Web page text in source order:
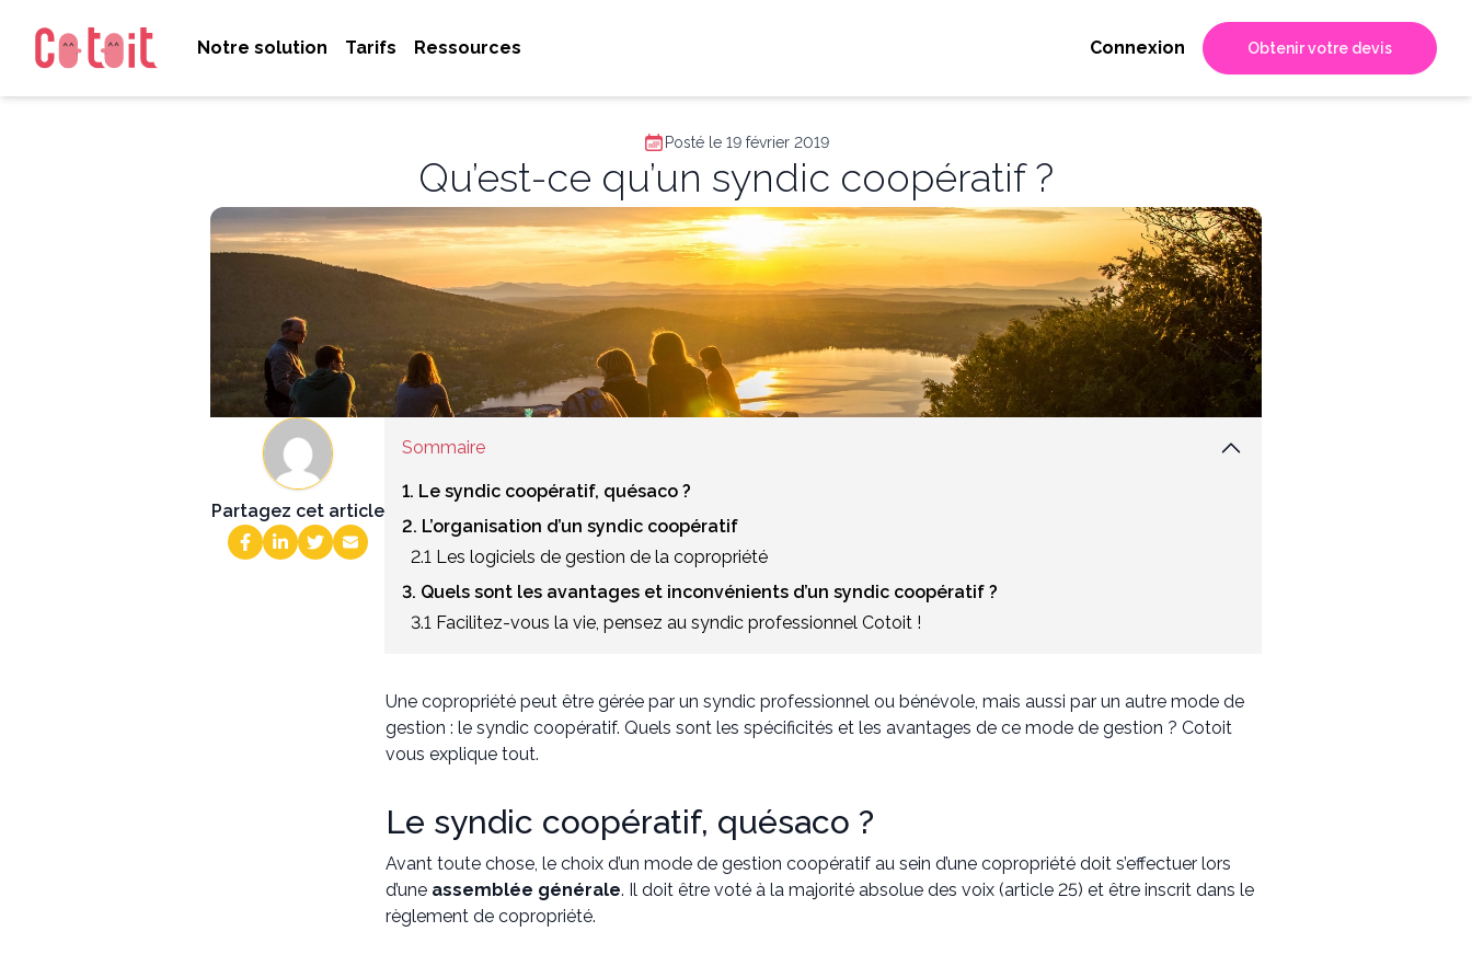
Notre solution Tarifs Ressources Connexion Obtenir votre devis
Posté le 19 février 2019
Qu’est-ce qu’un syndic coopératif ?
Partagez cet article
Sommaire
1. Le syndic coopératif, quésaco ?
2. L’organisation d’un syndic coopératif
2.1 Les logiciels de gestion de la copropriété
3. Quels sont les avantages et inconvénients d’un syndic coopératif ?
3.1 Facilitez-vous la vie, pensez au syndic professionnel Cotoit !
Une copropriété peut être gérée par un syndic professionnel ou bénévole, mais aussi par un autre mode de
gestion : le syndic coopératif. Quels sont les spécificités et les avantages de ce mode de gestion ? Cotoit
vous explique tout.
Le syndic coopératif, quésaco ?
Avant toute chose, le choix d’un mode de gestion coopératif au sein d’une copropriété doit s’effectuer lors
d’une assemblée générale. Il doit être voté à la majorité absolue des voix (article 25) et être inscrit dans le
règlement de copropriété.